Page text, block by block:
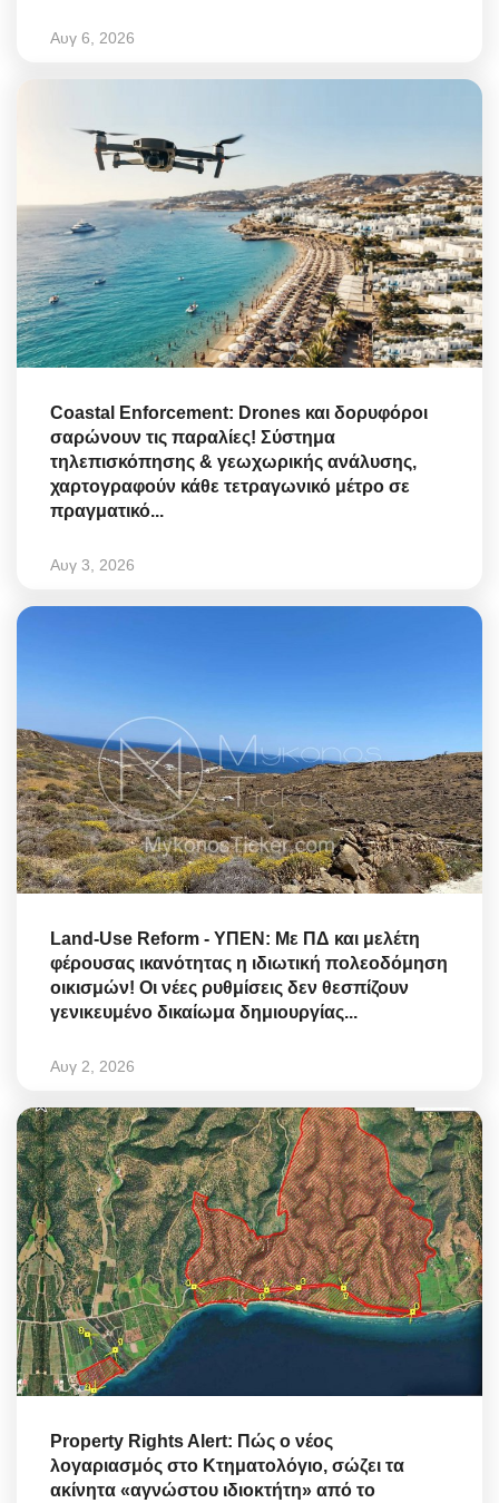
Αυγ 6, 2026
Coastal Enforcement: Drones και δορυφόροι
σαρώνουν τις παραλίες! Σύστημα
τηλεπισκόπησης & γεωχωρικής ανάλυσης,
χαρτογραφούν κάθε τετραγωνικό μέτρο σε
πραγματικό...
Αυγ 3, 2026
Land-Use Reform - ΥΠΕΝ: Με ΠΔ και μελέτη
φέρουσας ικανότητας η ιδιωτική πολεοδόμηση
οικισμών! Οι νέες ρυθμίσεις δεν θεσπίζουν
γενικευμένο δικαίωμα δημιουργίας...
Αυγ 2, 2026
Property Rights Alert: Πώς ο νέος
λογαριασμός στο Κτηματολόγιο, σώζει τα
ακίνητα «αγνώστου ιδιοκτήτη» από το